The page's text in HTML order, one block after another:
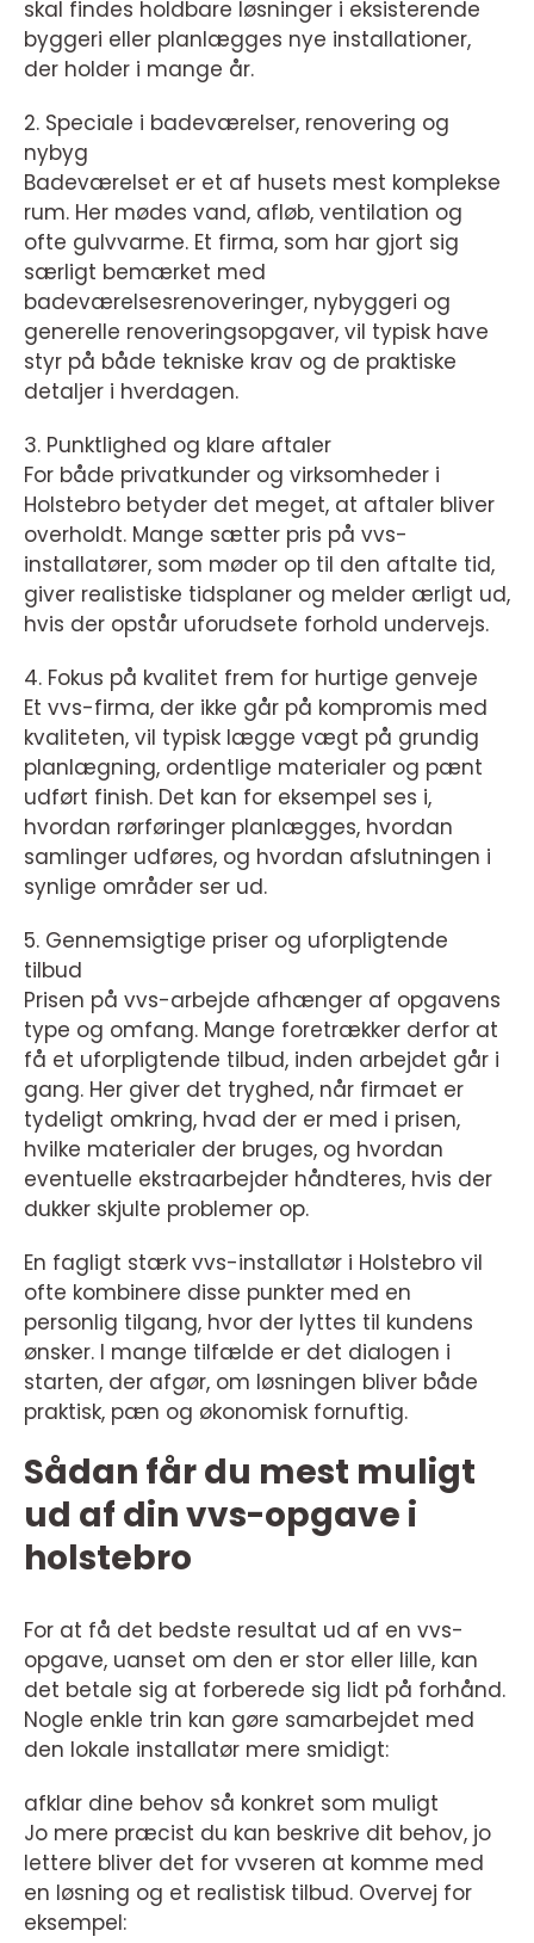
skal findes holdbare løsninger i eksisterende
byggeri eller planlægges nye installationer,
der holder i mange år.
2. Speciale i badeværelser, renovering og
nybyg
Badeværelset er et af husets mest komplekse
rum. Her mødes vand, afløb, ventilation og
ofte gulvvarme. Et firma, som har gjort sig
særligt bemærket med
badeværelsesrenoveringer, nybyggeri og
generelle renoveringsopgaver, vil typisk have
styr på både tekniske krav og de praktiske
detaljer i hverdagen.
3. Punktlighed og klare aftaler
For både privatkunder og virksomheder i
Holstebro betyder det meget, at aftaler bliver
overholdt. Mange sætter pris på vvs-
installatører, som møder op til den aftalte tid,
giver realistiske tidsplaner og melder ærligt ud,
hvis der opstår uforudsete forhold undervejs.
4. Fokus på kvalitet frem for hurtige genveje
Et vvs-firma, der ikke går på kompromis med
kvaliteten, vil typisk lægge vægt på grundig
planlægning, ordentlige materialer og pænt
udført finish. Det kan for eksempel ses i,
hvordan rørføringer planlægges, hvordan
samlinger udføres, og hvordan afslutningen i
synlige områder ser ud.
5. Gennemsigtige priser og uforpligtende
tilbud
Prisen på vvs-arbejde afhænger af opgavens
type og omfang. Mange foretrækker derfor at
få et uforpligtende tilbud, inden arbejdet går i
gang. Her giver det tryghed, når firmaet er
tydeligt omkring, hvad der er med i prisen,
hvilke materialer der bruges, og hvordan
eventuelle ekstraarbejder håndteres, hvis der
dukker skjulte problemer op.
En fagligt stærk vvs-installatør i Holstebro vil
ofte kombinere disse punkter med en
personlig tilgang, hvor der lyttes til kundens
ønsker. I mange tilfælde er det dialogen i
starten, der afgør, om løsningen bliver både
praktisk, pæn og økonomisk fornuftig.
Sådan får du mest muligt
ud af din vvs-opgave i
holstebro
For at få det bedste resultat ud af en vvs-
opgave, uanset om den er stor eller lille, kan
det betale sig at forberede sig lidt på forhånd.
Nogle enkle trin kan gøre samarbejdet med
den lokale installatør mere smidigt:
afklar dine behov så konkret som muligt
Jo mere præcist du kan beskrive dit behov, jo
lettere bliver det for vvseren at komme med
en løsning og et realistisk tilbud. Overvej for
eksempel: